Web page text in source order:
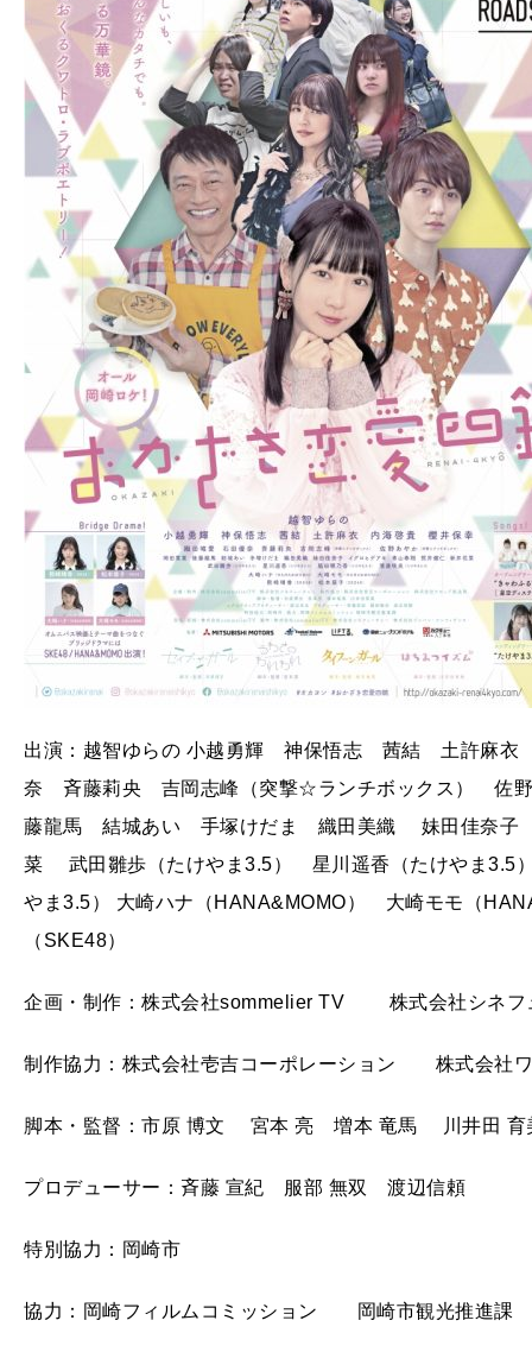
出演：越智ゆらの 小越勇輝 神保悟志 茜結 土許
奈 斉藤莉央 吉岡志峰（突撃☆ランチボックス） 佐
藤龍馬 結城あい 手塚けだま 織田美織 妹田佳奈
菜 武田雛歩（たけやま3.5） 星川遥香（たけやま3.5
やま3.5） 大崎ハナ（HANA&MOMO） 大崎モモ（
（SKE48）
企画・制作：株式会社sommelier TV 株式会社シネフ
制作協力：株式会社壱吉コーポレーション 株式会社
脚本・監督：市原 博文 宮本 亮 増本 竜馬 川井田
プロデューサー：斉藤 宣紀 服部 無双 渡辺信頼
特別協力：岡崎市
協力：岡崎フィルムコミッション 岡崎市観光推進課